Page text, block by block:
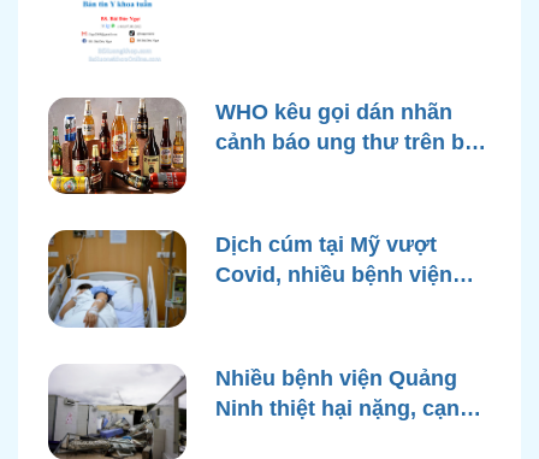
WHO kêu gọi dán nhãn
cảnh báo ung thư trên bao
Dịch cúm tại Mỹ vượt
Covid, nhiều bệnh viện
Nhiều bệnh viện Quảng
Ninh thiệt hại nặng, cạn